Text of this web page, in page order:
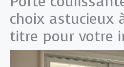
choix astucieux
titre pour votre